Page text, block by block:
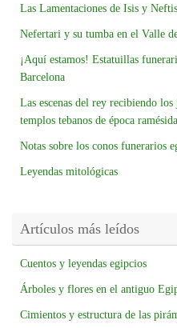
Las Lamentaciones de Isis y Neftis
Nefertari y su tumba en el Valle
¡Aquí estamos! Estatuillas
Barcelona
Las escenas del rey recibiendo
templos tebanos de época ramésida
Notas sobre los conos funerarios
Leyendas mitológicas
Artículos más leídos
Cuentos y leyendas egipcios
Árboles y flores en el antiguo
Cimientos y estructura de las